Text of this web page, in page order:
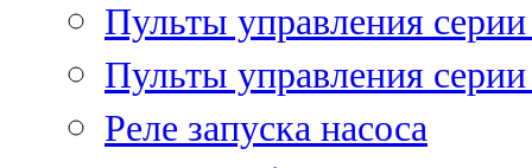
Пульты управления
Пульты управления
Реле запуска насоса